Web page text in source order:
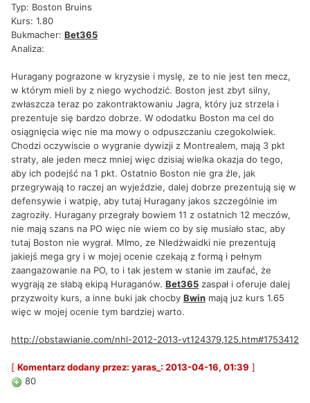
Typ: Boston Bruins
Kurs: 1.80
Bukmacher: Bet365
Analiza:
Huragany pograzone w kryzysie i myslę, ze to nie jest ten mecz,
w którym mieli by z niego wychodzić. Boston jest zbyt silny,
zwłaszcza teraz po zakontraktowaniu Jagra, który juz strzela i
prezentuje się bardzo dobrze. W ododatku Boston ma cel do
osiągnięcia więc nie ma mowy o odpuszczaniu czegokolwiek.
Chodzi oczywiscie o wygranie dywizji z Montrealem, mają 3 pkt
straty, ale jeden mecz mniej więc dzisiaj wielka okazja do tego,
aby ich podejść na 1 pkt. Ostatnio Boston nie gra źle, jak
przegrywają to raczej an wyjeździe, dalej dobrze prezentują się w
defensywie i watpię, aby tutaj Huragany jakos szczególnie im
zagroziły. Huragany przegrały bowiem 11 z ostatnich 12 meczów,
nie mają szans na PO więc nie wiem co by się musiało stac, aby
tutaj Boston nie wygrał. MImo, ze NIedżwaidki nie prezentują
jakiejś mega gry i w mojej ocenie czekają z formą i pełnym
zaangazowanie na PO, to i tak jestem w stanie im zaufać, że
wygrają ze słabą ekipą Huraganów. Bet365 zaspał i oferuje dalej
przyzwoity kurs, a inne buki jak chocby Bwin mają juz kurs 1.65
więc w mojej ocenie tym bardziej warto.
http://obstawianie.com/nhl-2012-2013-vt124379,125.htm#1753412
[ Komentarz dodany przez: yaras_: 2013-04-16, 01:39 ]
80